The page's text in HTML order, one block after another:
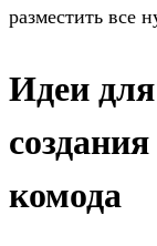
разместить все
Идеи для
комода